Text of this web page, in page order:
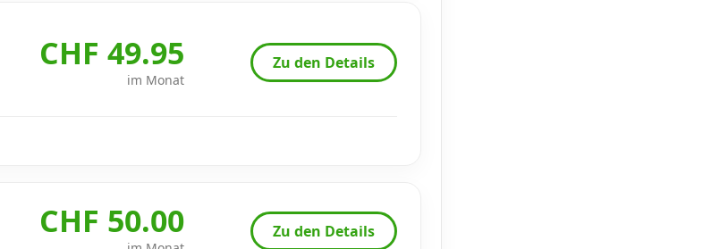
CHF 49.95
im Monat
Zu den Details
CHF 50.00 Zu den Details